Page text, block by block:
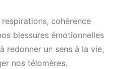
cohérence
blessures émotionnelles
redonner un sens à la vie,
nos télomères.